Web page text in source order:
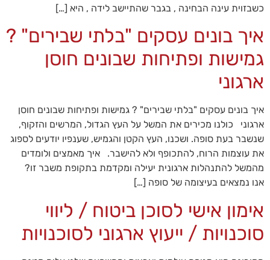
כשבזוית עינה הבחינה , בגבר שהתיישב לידה , היא […]
איך בונים עסקים "בלתי שבירים" ?
גמישות ופתיחות שבונים חוסן
ארגוני
איך בונים עסקים "בלתי שבירים" ? גמישות ופתיחות שבונים חוסן
ארגוני כולנו מכירים את המשל על העץ הגדול, המרשים והזקוף,
שנשבר בעת סופה. ושכנו, העץ הקטן והגמיש, שענפיו יודעים לספוג
את עוצמות הרוח, להתכופף ולא להישבר. איך מאמצים ולומדים
מהמשל להתנהלות ארגונית יעילה ומקדמת בתקופת משבר זו?
אנו נמצאים בעיצומה של סופה […]
אימון אישי לסוכן ביטוח / ליווי
סוכנויות / ייעוץ ארגוני לסוכנויות